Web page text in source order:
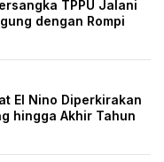
TPPU Jalani
dengan Rompi
El Nino Diperkirakan
hingga Akhir Tahun